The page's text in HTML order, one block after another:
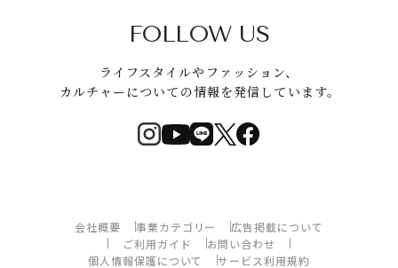
FOLLOW US
ライフスタイルやファッション、
カルチャーについての情報を発信しています。
会社概要 事業カテゴリー
広告掲載について
ご利用ガイド
お問い合わせ
個人情報保護について
サービス利用規約